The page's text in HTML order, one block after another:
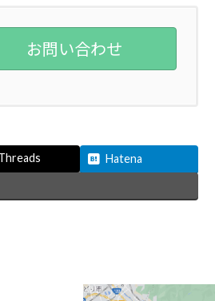
お問い合わせ
Hatena